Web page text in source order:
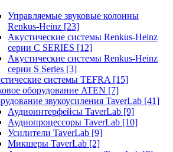
Управляемые звуковые колонны
Renkus-Heinz [23]
Акустические системы Renkus-Heinz
серии C SERIES [12]
Акустические системы Renkus-Heinz
серии S Series [3]
системы TEFRA [15]
оборудование ATEN [7]
звукоусиления TaverLab [41]
Аудиоинтерфейсы TaverLab [9]
Аудиопроцессоры TaverLab [10]
Усилители TaverLab [9]
Микшеры TaverLab [2]